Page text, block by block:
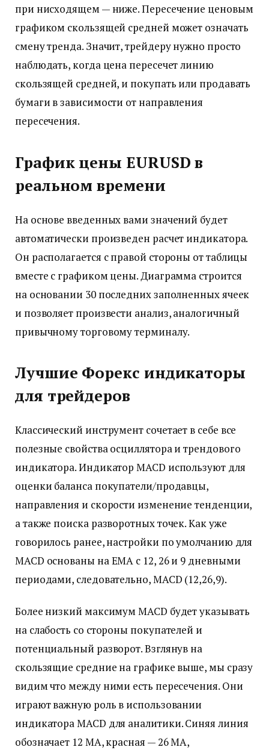
при нисходящем — ниже. Пересечение ценовым
графиком скользящей средней может означать
смену тренда. Значит, трейдеру нужно просто
наблюдать, когда цена пересечет линию
скользящей средней, и покупать или продавать
бумаги в зависимости от направления
пересечения.
График цены EURUSD в
реальном времени
На основе введенных вами значений будет
автоматически произведен расчет индикатора.
Он располагается с правой стороны от таблицы
вместе с графиком цены. Диаграмма строится
на основании 30 последних заполненных ячеек
и позволяет произвести анализ, аналогичный
привычному торговому терминалу.
Лучшие Форекс индикаторы
для трейдеров
Классический инструмент сочетает в себе все
полезные свойства осциллятора и трендового
индикатора. Индикатор MACD используют для
оценки баланса покупатели/продавцы,
направления и скорости изменение тенденции,
а также поиска разворотных точек. Как уже
говорилось ранее, настройки по умолчанию для
MACD основаны на EMA с 12, 26 и 9 дневными
периодами, следовательно, MACD (12,26,9).
Более низкий максимум MACD будет указывать
на слабость со стороны покупателей и
потенциальный разворот. Взглянув на
скользящие средние на графике выше, мы сразу
видим что между ними есть пересечения. Они
играют важную роль в использовании
индикатора MACD для аналитики. Синяя линия
обозначает 12 МА, красная — 26 МА,